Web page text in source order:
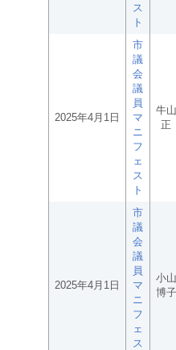
ス
ト
2025年4月1日
市
議
会
議
員
マ
ニ
フ
ェ
ス
ト
牛山
正
2025年4月1日
市
議
会
議
員
マ
ニ
フ
ェ
ス
小山
博子